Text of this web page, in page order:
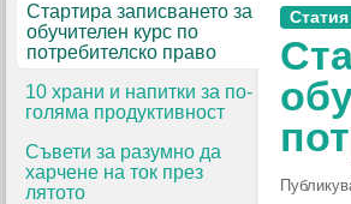
Стартира записването за
обучителен курс по
потребителско право
10 храни и напитки за по-
голяма продуктивност
Съвети за разумно да
харчене на ток през
лятото
Статия